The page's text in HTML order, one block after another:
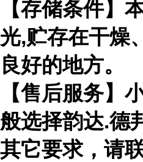
【存储条件】
光,贮存在干燥
良好的地方。
【售后服务】
般选择韵达.德
其它要求，请